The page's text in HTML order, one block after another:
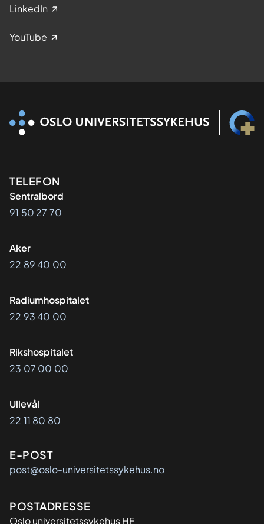
LinkedIn
YouTube
Kontaktinformasjon
TELEFON
Sentralbord
91 50 27 70
Aker
22 89 40 00
Radiumhospitalet
22 93 40 00
Rikshospitalet
23 07 00 00
Ullevål
22 11 80 80
E-POST
post@oslo-universitetssykehus.no
Adresse
POSTADRESSE
Oslo universitetssykehus HF